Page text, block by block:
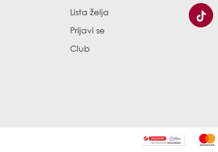
Lista želja
Prijavi se
Club